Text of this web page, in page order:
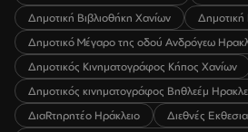
Δημοτική Βιβλιοθήκη Χανίων
Δημοτική
Δημοτικό Μέγαρο της οδού Ανδρόγεω
Δημοτικός Κινηματογράφος Κήπος Χανίων
Δημοτικός κινηματογράφος Βηθλεέμ
ΔιαRτηρητέο Ηράκλειο
Διεθνές